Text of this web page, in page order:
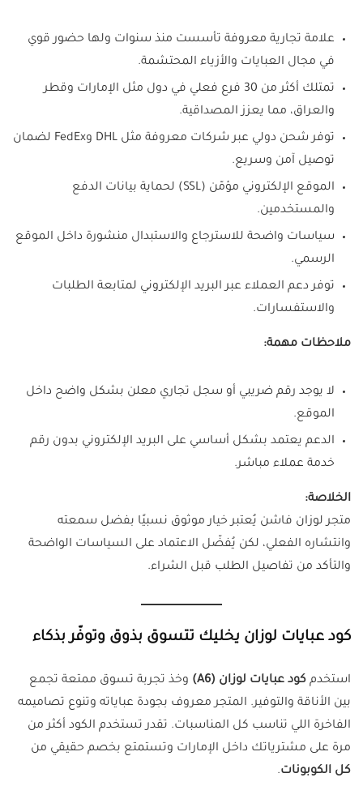
علامة تجارية معروفة تأسست منذ سنوات ولها حضور قوي
في مجال العبايات والأزياء المحتشمة.
تمتلك أكثر من 30 فرع فعلي في دول مثل الإمارات وقطر
والعراق، مما يعزز المصداقية.
توفر شحن دولي عبر شركات معروفة مثل DHL وFedEx لضمان
توصيل آمن وسريع.
الموقع الإلكتروني مؤمّن (SSL) لحماية بيانات الدفع
والمستخدمين.
سياسات واضحة للاسترجاع والاستبدال منشورة داخل الموقع
الرسمي.
توفر دعم العملاء عبر البريد الإلكتروني لمتابعة الطلبات
والاستفسارات.
ملاحظات مهمة:
لا يوجد رقم ضريبي أو سجل تجاري معلن بشكل واضح داخل
الموقع.
الدعم يعتمد بشكل أساسي على البريد الإلكتروني بدون رقم
خدمة عملاء مباشر.
الخلاصة:
متجر لوزان فاشن يُعتبر خيار موثوق نسبيًا بفضل سمعته
وانتشاره الفعلي، لكن يُفضّل الاعتماد على السياسات الواضحة
والتأكد من تفاصيل الطلب قبل الشراء.
كود عبايات لوزان يخليك تتسوق بذوق وتوفّر بذكاء
استخدم كود عبايات لوزان (A6)
وخذ تجربة تسوق ممتعة تجمع
بين الأناقة والتوفير. المتجر معروف بجودة عباياته وتنوع تصاميمه
الفاخرة اللي تناسب كل المناسبات. تقدر تستخدم الكود أكثر من
مرة على مشترياتك داخل الإمارات وتستمتع بخصم حقيقي من
كل الكوبونات.